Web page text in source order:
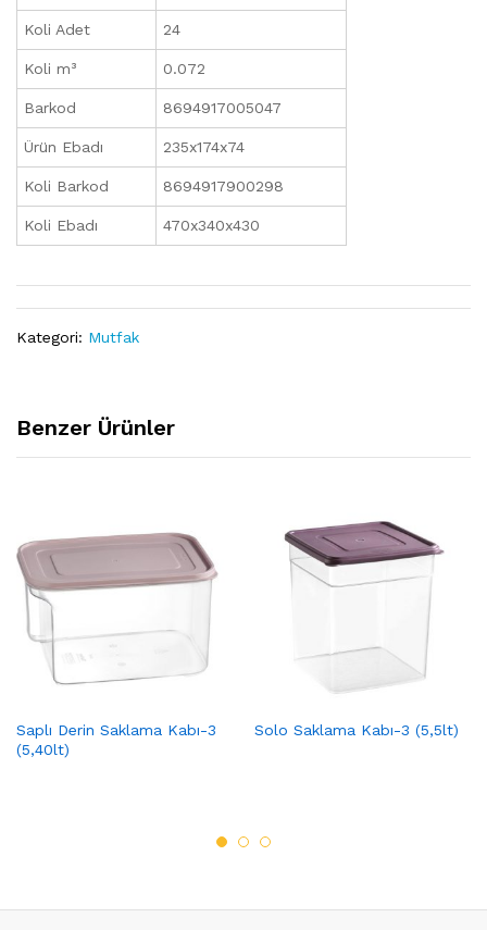
Koli Adet 24
Koli m³ 0.072
Barkod 8694917005047
Ürün Ebadı 235x174x74
Koli Barkod 8694917900298
Koli Ebadı 470x340x430
Kategori: Mutfak
Benzer Ürünler
Saplı Derin Saklama Kabı-3
(5,40lt)
Solo Saklama Kabı-3 (5,5lt)